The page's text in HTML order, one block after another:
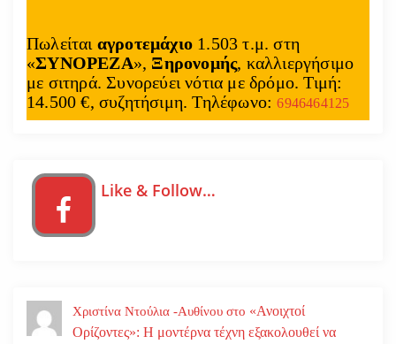
Πωλείται αγροτεμάχιο 1.503 τ.μ. στη
«ΣΥΝΟΡΕΖΑ», Ξηρονομής, καλλιεργήσιμο
με σιτηρά. Συνορεύει νότια με δρόμο. Τιμή:
14.500 €, συζητήσιμη. Τηλέφωνο:6946464125
Like & Follow…
Χριστίνα Ντούλια -Αυθίνου στο «Ανοιχτοί
Ορίζοντες»: Η μοντέρνα τέχνη εξακολουθεί να